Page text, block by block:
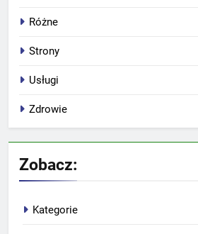
Różne
Strony
Usługi
Zdrowie
Zobacz:
Kategorie